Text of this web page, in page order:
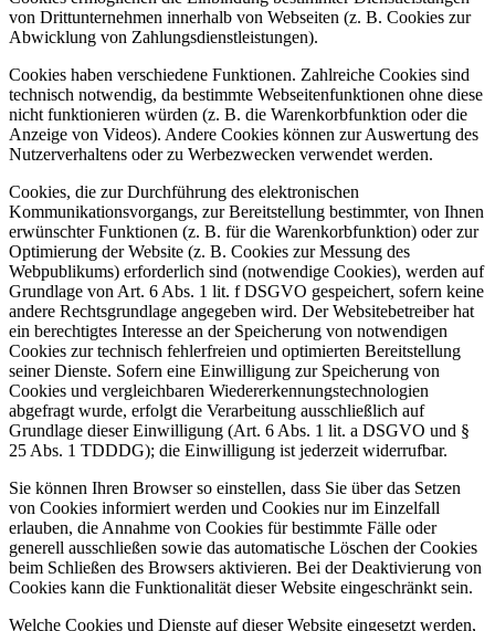
von Drittunternehmen innerhalb von Webseiten (z. B. Cookies zur
Abwicklung von Zahlungsdienstleistungen).
Cookies haben verschiedene Funktionen. Zahlreiche Cookies sind
technisch notwendig, da bestimmte Webseitenfunktionen ohne diese
nicht funktionieren würden (z. B. die Warenkorbfunktion oder die
Anzeige von Videos). Andere Cookies können zur Auswertung des
Nutzerverhaltens oder zu Werbezwecken verwendet werden.
Cookies, die zur Durchführung des elektronischen
Kommunikationsvorgangs, zur Bereitstellung bestimmter, von Ihnen
erwünschter Funktionen (z. B. für die Warenkorbfunktion) oder zur
Optimierung der Website (z. B. Cookies zur Messung des
Webpublikums) erforderlich sind (notwendige Cookies), werden auf
Grundlage von Art. 6 Abs. 1 lit. f DSGVO gespeichert, sofern keine
andere Rechtsgrundlage angegeben wird. Der Websitebetreiber hat
ein berechtigtes Interesse an der Speicherung von notwendigen
Cookies zur technisch fehlerfreien und optimierten Bereitstellung
seiner Dienste. Sofern eine Einwilligung zur Speicherung von
Cookies und vergleichbaren Wiedererkennungstechnologien
abgefragt wurde, erfolgt die Verarbeitung ausschließlich auf
Grundlage dieser Einwilligung (Art. 6 Abs. 1 lit. a DSGVO und §
25 Abs. 1 TDDDG); die Einwilligung ist jederzeit widerrufbar.
Sie können Ihren Browser so einstellen, dass Sie über das Setzen
von Cookies informiert werden und Cookies nur im Einzelfall
erlauben, die Annahme von Cookies für bestimmte Fälle oder
generell ausschließen sowie das automatische Löschen der Cookies
beim Schließen des Browsers aktivieren. Bei der Deaktivierung von
Cookies kann die Funktionalität dieser Website eingeschränkt sein.
Welche Cookies und Dienste auf dieser Website eingesetzt werden,